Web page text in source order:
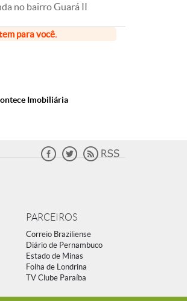
no bairro Guará II
para você.
Imobiliária
PARCEIROS
Correio Braziliense
Diário de Pernambuco
Estado de Minas
Folha de Londrina
TV Clube Paraíba